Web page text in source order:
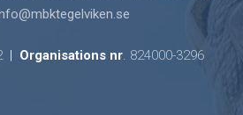
| Organisations nr. 824000-3296